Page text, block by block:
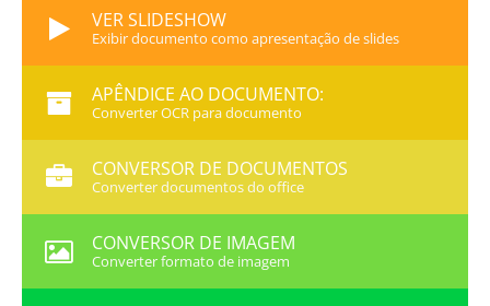
VER SLIDESHOW
Exibir documento como apresentação de slides
APÊNDICE AO DOCUMENTO:
Converter OCR para documento
CONVERSOR DE DOCUMENTOS
Converter documentos do office
CONVERSOR DE IMAGEM
Converter formato de imagem